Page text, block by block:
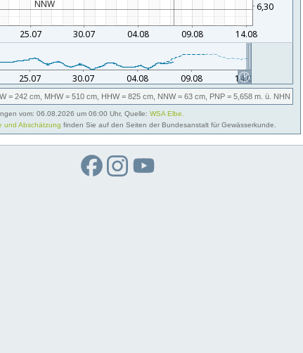
= 242 cm, MHW= 510 cm, HHW= 825 cm, NNW= 63 cm, PNP = 5,658 m. ü. NHN
vom: 06.08.2026 um 06:00 Uhr, Quelle: WSA Elbe.
und Abschätzung finden Sie auf den Seiten der Bundesanstalt für Gewässerkunde.